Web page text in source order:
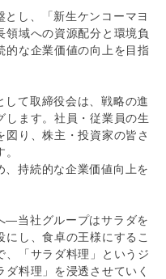
し、「新生ケンコーマヨ
領域への資源配分と環境負
的な企業価値の向上を目指
して取締役会は、戦略の進
します。社員・従業員の生
り、株主・投資家の皆さ
持続的な企業価値向上を
―当社グループはサラダを
にし、食卓の王様にするこ
、「サラダ料理」というジ
料理」を浸透させていく